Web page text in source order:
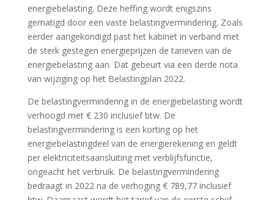
energiebelasting. Deze heffing wordt enigszins
gematigd door een vaste belastingvermindering. Zoals
eerder aangekondigd past het kabinet in verband met
de sterk gestegen energieprijzen de tarieven van de
energiebelasting aan. Dat gebeurt via een derde nota
van wijziging op het Belastingplan 2022.
De belastingvermindering in de energiebelasting wordt
verhoogd met € 230 inclusief btw. De
belastingvermindering is een korting op het
energiebelastingdeel van de energierekening en geldt
per elektriciteitsaansluiting met verblijfsfunctie,
ongeacht het verbruik. De belastingvermindering
bedraagt in 2022 na de verhoging € 789,77 inclusief